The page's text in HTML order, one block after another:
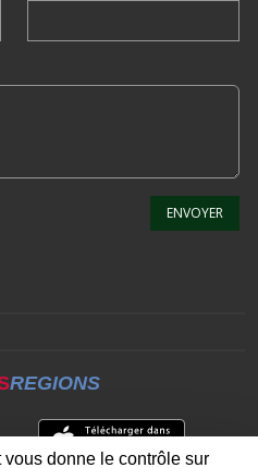
ENVOYER
REGIONS
donne le contrôle sur